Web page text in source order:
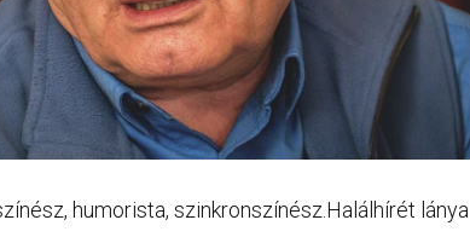
humorista, szinkronszínész.Halálhírét lánya